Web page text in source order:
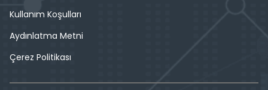
Kullanım Koşulları
Aydınlatma Metni
Çerez Politikası